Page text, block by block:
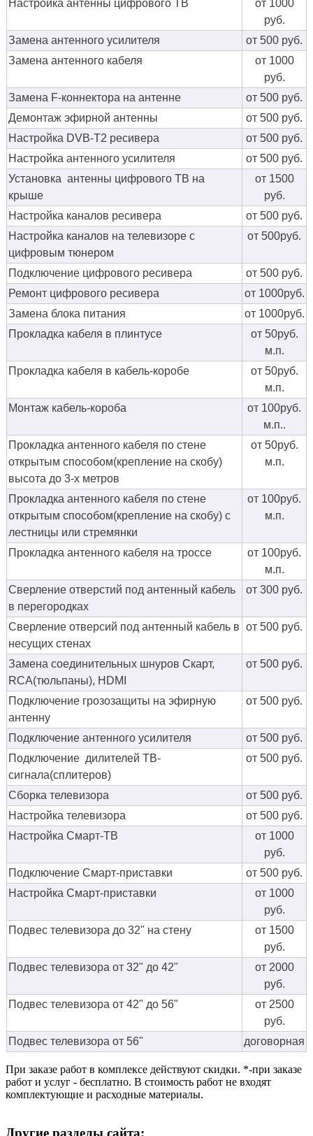
Настройка антенны цифрового ТВ
от 1000
руб.
Замена антенного усилителя
от 500 руб.
Замена антенного кабеля
от 1000
руб.
Замена F-коннектора на антенне
от 500 руб.
Демонтаж эфирной антенны
от 500 руб.
Настройка DVB-T2 ресивера
от 500 руб.
Настройка антенного усилителя
от 500 руб.
Установка антенны цифрового ТВ на
крыше
от 1500
руб.
Настройка каналов ресивера
от 500 руб.
Настройка каналов на телевизоре с
цифровым тюнером
от 500руб.
Подключение цифрового ресивера
от 500 руб.
Ремонт цифрового ресивера
от 1000руб.
Замена блока питания
от 1000руб.
Прокладка кабеля в плинтусе
от 50руб.
м.п.
Прокладка кабеля в кабель-коробе
от 50руб.
м.п.
Монтаж кабель-короба
от 100руб.
м.п..
Прокладка антенного кабеля по стене
открытым способом(крепление на скобу)
высота до 3-х метров
от 50руб.
м.п.
Прокладка антенного кабеля по стене
открытым способом(крепление на скобу) с
лестницы или стремянки
от 100руб.
м.п.
Прокладка антенного кабеля на троссе
от 100руб.
м.п.
Сверление отверстий под антенный кабель
в перегородках
от 300 руб.
Сверление отверсий под антенный кабель в
несущих стенах
от 500 руб.
Замена соединительных шнуров Скарт,
RCA(тюльпаны), HDMI
от 500 руб.
Подключение грозозащиты на эфирную
антенну
от 500 руб.
Подключение антенного усилителя
от 500 руб.
Подключение дилителей ТВ-
сигнала(сплитеров)
от 500 руб.
Сборка телевизора
от 500 руб.
Настройка телевизора
от 500 руб.
Настройка Смарт-ТВ
от 1000
руб.
Подключение Смарт-приставки
от 500 руб.
Настройка Смарт-приставки
от 1000
руб.
Подвес телевизора до 32" на стену
от 1500
руб.
Подвес телевизора от 32" до 42"
от 2000
руб.
Подвес телевизора от 42" до 56"
от 2500
руб.
Подвес телевизора от 56"
договорная
При заказе работ в комплексе действуют скидки. *-при заказе
работ и услуг - бесплатно. В стоимость работ не входят
комплектующие и расходные материалы.
Другие разделы сайта: